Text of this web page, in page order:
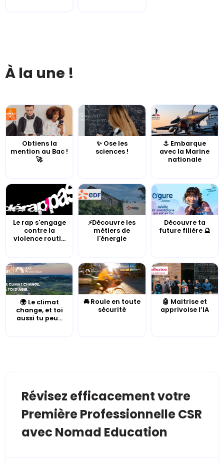
À la une !
Obtiens la
mention au Bac !
🚀
✨ Ose les
sciences !
⚓️ Embarque
avec la Marine
nationale
Le rap s'engage
contre la
violence routi...
⚡Découvre les
métiers de
l'énergie
Découvre ta
future filière 🔮
🌍 Le climat
change, et toi
aussi tu peu...
🚘 Roule en toute
sécurité
🤖 Maitrise et
apprivoise l’IA
Révisez efficacement votre
Première Professionnelle CSR
avec Nomad Education